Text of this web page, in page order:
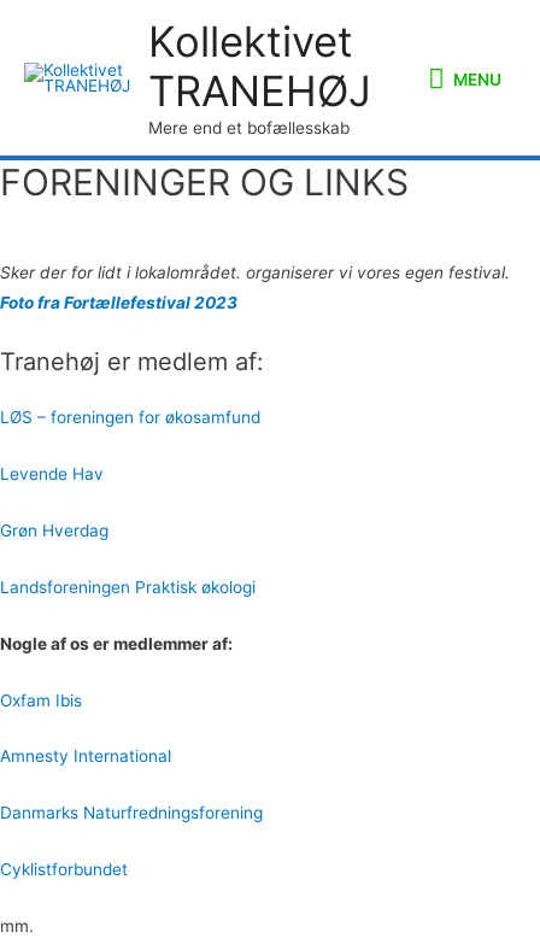
Kollektivet
TRANEHØJ
Mere end et bofællesskab
MENU
MENU
FORENINGER OG LINKS
Sker der for lidt i lokalområdet. organiserer vi vores egen festival.
Foto fra Fortællefestival 2023
Tranehøj er medlem af:
LØS – foreningen for økosamfund
Levende Hav
Grøn Hverdag
Landsforeningen Praktisk økologi
Nogle af os er medlemmer af:
Oxfam Ibis
Amnesty International
Danmarks Naturfredningsforening
Cyklistforbundet
mm.